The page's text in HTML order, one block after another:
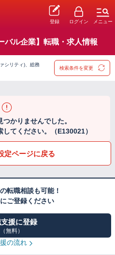
登録 ログイン メニュー
バル企業】転職・求人情報
シリティ)、総務
検索条件を変更
かりませんでした。
てください。（E130021）
定ページに戻る
転職相談も可能！
ご登録ください
援に登録
（無料）
の流れ